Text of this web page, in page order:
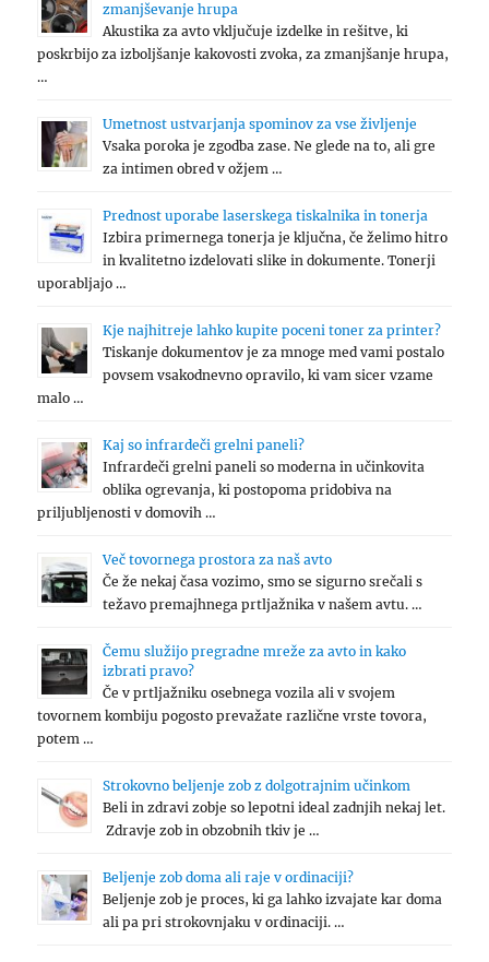
zmanjševanje hrupa
Akustika za avto vključuje izdelke in rešitve, ki
poskrbijo za izboljšanje kakovosti zvoka, za zmanjšanje hrupa,
…
Umetnost ustvarjanja spominov za vse življenje
Vsaka poroka je zgodba zase. Ne glede na to, ali gre
za intimen obred v ožjem …
Prednost uporabe laserskega tiskalnika in tonerja
Izbira primernega tonerja je ključna, če želimo hitro
in kvalitetno izdelovati slike in dokumente. Tonerji
uporabljajo …
Kje najhitreje lahko kupite poceni toner za printer?
Tiskanje dokumentov je za mnoge med vami postalo
povsem vsakodnevno opravilo, ki vam sicer vzame
malo …
Kaj so infrardeči grelni paneli?
Infrardeči grelni paneli so moderna in učinkovita
oblika ogrevanja, ki postopoma pridobiva na
priljubljenosti v domovih …
Več tovornega prostora za naš avto
Če že nekaj časa vozimo, smo se sigurno srečali s
težavo premajhnega prtljažnika v našem avtu. …
Čemu služijo pregradne mreže za avto in kako
izbrati pravo?
Če v prtljažniku osebnega vozila ali v svojem
tovornem kombiju pogosto prevažate različne vrste tovora,
potem …
Strokovno beljenje zob z dolgotrajnim učinkom
Beli in zdravi zobje so lepotni ideal zadnjih nekaj let.
Zdravje zob in obzobnih tkiv je …
Beljenje zob doma ali raje v ordinaciji?
Beljenje zob je proces, ki ga lahko izvajate kar doma
ali pa pri strokovnjaku v ordinaciji. …